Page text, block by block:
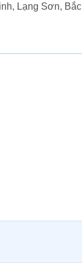
Lạng Sơn, Bắc